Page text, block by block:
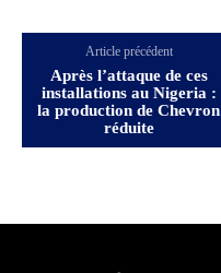
Article précédent
Après l’attaque de ces
installations au Nigeria :
la production de Chevron
réduite